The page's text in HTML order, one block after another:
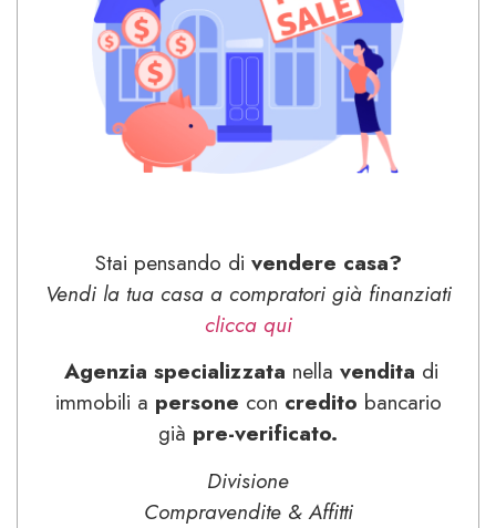
Stai pensando di vendere casa?
Vendi la tua casa a compratori già finanziati
clicca qui
Agenzia specializzata nella vendita di
immobili a persone con credito bancario
già pre-verificato.
Divisione
Compravendite & Affitti